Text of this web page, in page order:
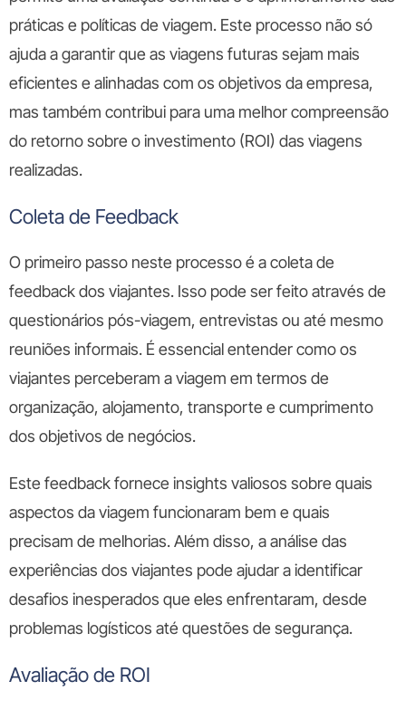
práticas e políticas de viagem. Este processo não só
ajuda a garantir que as viagens futuras sejam mais
eficientes e alinhadas com os objetivos da empresa,
mas também contribui para uma melhor compreensão
do retorno sobre o investimento (ROI) das viagens
realizadas.
Coleta de Feedback
O primeiro passo neste processo é a coleta de
feedback dos viajantes. Isso pode ser feito através de
questionários pós-viagem, entrevistas ou até mesmo
reuniões informais. É essencial entender como os
viajantes perceberam a viagem em termos de
organização, alojamento, transporte e cumprimento
dos objetivos de negócios.
Este feedback fornece insights valiosos sobre quais
aspectos da viagem funcionaram bem e quais
precisam de melhorias. Além disso, a análise das
experiências dos viajantes pode ajudar a identificar
desafios inesperados que eles enfrentaram, desde
problemas logísticos até questões de segurança.
Avaliação de ROI